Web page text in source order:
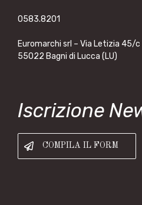
0583.8201
Euromarchi srl – Via Letizia 45/c
55022 Bagni di Lucca (LU)
Iscrizione
COMPILA IL FORM